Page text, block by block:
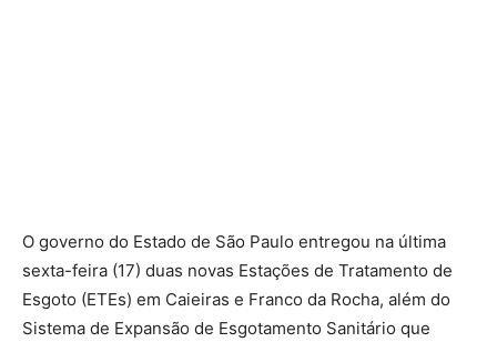
O governo do Estado de São Paulo entregou na última
sexta-feira (17) duas novas Estações de Tratamento de
Esgoto (ETEs) em Caieiras e Franco da Rocha, além do
Sistema de Expansão de Esgotamento Sanitário que